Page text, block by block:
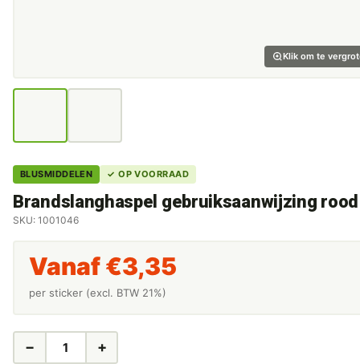
Klik om te
BLUSMIDDELEN ✓ OP VOORRAAD
Brandslanghaspel gebruiksaanwijzing rood
SKU: 1001046
Vanaf €3,35
per sticker (excl. BTW 21%)
BRANDSLANGHASPEL
− +